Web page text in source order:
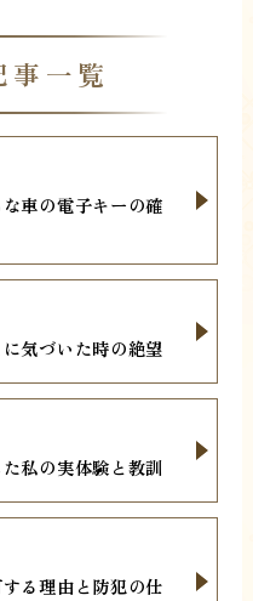
事一覧
車の電子キーの確
気づいた時の絶望
私の実体験と教訓
る理由と防犯の仕